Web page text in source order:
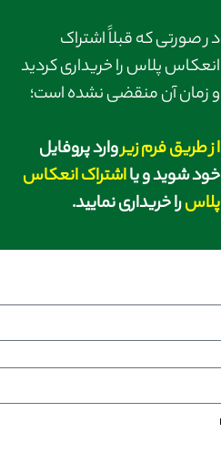
در صورتی‌ که قبلاً اشتراک
انعکاس پلاس را خریداری کردید
و زمان آن منقضی نشده است؛
از طریق فرم زیروارد پروفایل
خود شوید و یااشتراک انعکاس
پلاسرا خریداری نمایید.